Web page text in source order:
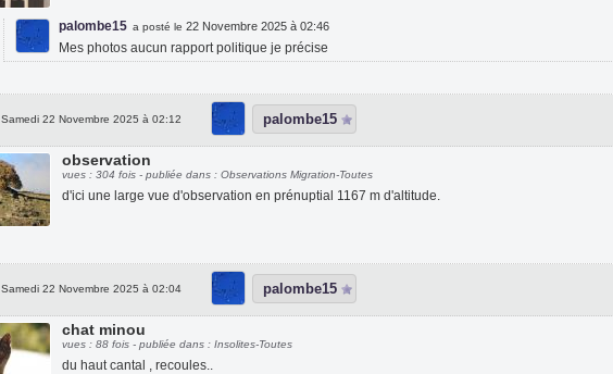
palombe15 a posté le 22 Novembre 2025 à 02:46
Mes photos aucun rapport politique je précise
Samedi 22 Novembre 2025 à 02:12 palombe15
observation
vues : 304 fois - publiée dans : Observations Migration-Toutes
d'ici une large vue d'observation en prénuptial 1167 m d'altitude.
Samedi 22 Novembre 2025 à 02:04 palombe15
chat minou
vues : 88 fois - publiée dans : Insolites-Toutes
du haut cantal , recoules..